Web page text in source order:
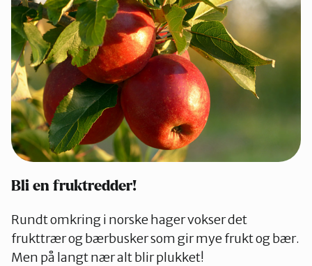
Bli en fruktredder!
Rundt omkring i norske hager vokser det
frukttrær og bærbusker som gir mye frukt og bær.
Men på langt nær alt blir plukket!